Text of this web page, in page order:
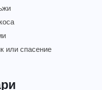
или спасение